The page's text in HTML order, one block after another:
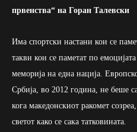
првенства“ на Горан Талевски
Има спортски настани кои се
такви кои се паметат по
меморија на една нација.
Србија, во 2012 година, не беше
кога македонскиот ракомет
светот како се сака татковината.